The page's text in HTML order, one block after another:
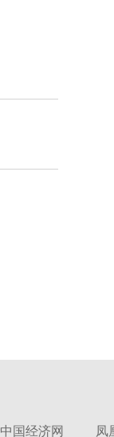
中国经济网 凤